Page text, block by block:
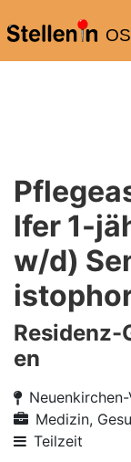
lfer 1-
w/d)
Residenz-
en
Medizin,
Teilzeit